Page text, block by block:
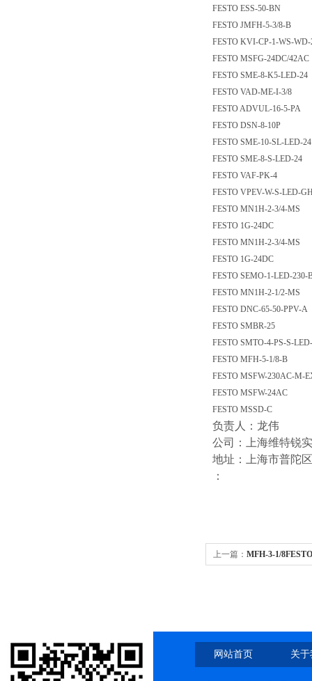
FESTO ESS-50-BN
FESTO JMFH-5-3/8-B
FESTO KVI-CP-1-WS-WD-
FESTO MSFG-24DC/42AC
FESTO SME-8-K5-LED-24
FESTO VAD-ME-I-3/8
FESTO ADVUL-16-5-PA
FESTO DSN-8-10P
FESTO SME-10-SL-LED-24
FESTO SME-8-S-LED-24
FESTO VAF-PK-4
FESTO VPEV-W-S-LED-
FESTO MN1H-2-3/4-MS
FESTO 1G-24DC
FESTO MN1H-2-3/4-MS
FESTO 1G-24DC
FESTO SEMO-1-LED-230-
FESTO MN1H-2-1/2-MS
FESTO DNC-65-50-PPV-A
FESTO SMBR-25
FESTO SMTO-4-PS-S-
FESTO MFH-5-1/8-B
FESTO MSFW-230AC-M-
FESTO MSFW-24AC
FESTO MSSD-C
负责人：龙伟
公司：上海维特锐
地址：上海市普陀
：
上一篇： MFH-3-1/
网站首页 关